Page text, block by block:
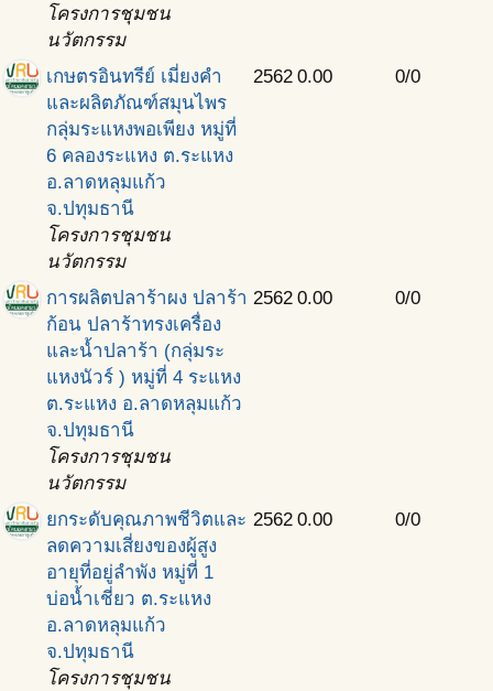
โครงการชุมชน
นวัตกรรม
เกษตรอินทรีย์ เมี่ยงคำ
และผลิตภัณฑ์สมุนไพร
กลุ่มระแหงพอเพียง หมู่ที่
6 คลองระแหง ต.ระแหง
อ.ลาดหลุมแก้ว
จ.ปทุมธานี
โครงการชุมชน
นวัตกรรม
2562 0.00 0/0
การผลิตปลาร้าผง ปลาร้า
ก้อน ปลาร้าทรงเครื่อง
และนํ้าปลาร้า (กลุ่มระ
แหงนัวร์ ) หมู่ที่ 4 ระแหง
ต.ระแหง อ.ลาดหลุมแก้ว
จ.ปทุมธานี
โครงการชุมชน
นวัตกรรม
2562 0.00 0/0
ยกระดับคุณภาพชีวิตและ
ลดความเสี่ยงของผู้สูง
อายุที่อยู่ลำพัง หมู่ที่ 1
บ่อน้ำเชี่ยว ต.ระแหง
อ.ลาดหลุมแก้ว
จ.ปทุมธานี
โครงการชุมชน
2562 0.00 0/0